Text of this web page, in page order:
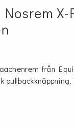
X-
från